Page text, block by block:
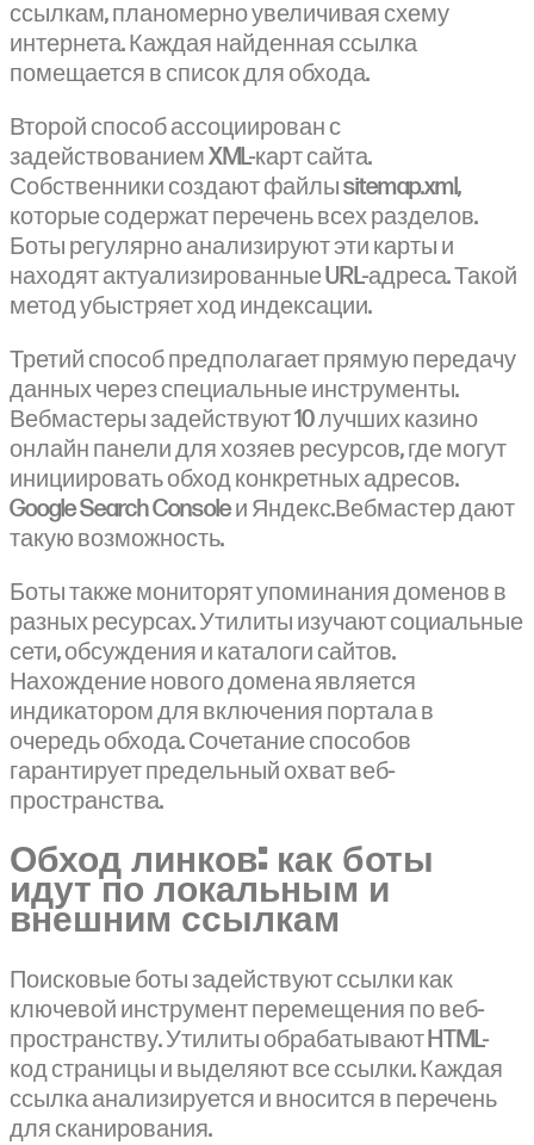
ссылкам, планомерно увеличивая схему
интернета. Каждая найденная ссылка
помещается в список для обхода.
Второй способ ассоциирован с
задействованием XML-карт сайта.
Собственники создают файлы sitemap.xml,
которые содержат перечень всех разделов.
Боты регулярно анализируют эти карты и
находят актуализированные URL-адреса. Такой
метод убыстряет ход индексации.
Третий способ предполагает прямую передачу
данных через специальные инструменты.
Вебмастеры задействуют 10 лучших казино
онлайн панели для хозяев ресурсов, где могут
инициировать обход конкретных адресов.
Google Search Console и Яндекс.Вебмастер дают
такую возможность.
Боты также мониторят упоминания доменов в
разных ресурсах. Утилиты изучают социальные
сети, обсуждения и каталоги сайтов.
Нахождение нового домена является
индикатором для включения портала в
очередь обхода. Сочетание способов
гарантирует предельный охват веб-
пространства.
Обход линков: как боты
идут по локальным и
внешним ссылкам
Поисковые боты задействуют ссылки как
ключевой инструмент перемещения по веб-
пространству. Утилиты обрабатывают HTML-
код страницы и выделяют все ссылки. Каждая
ссылка анализируется и вносится в перечень
для сканирования.